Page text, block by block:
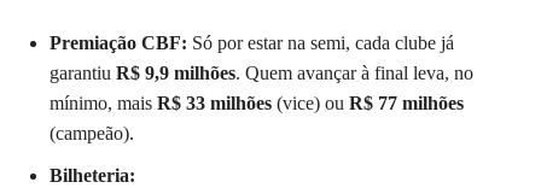
Premiação CBF: Só por estar na semi, cada clube já
garantiu R$ 9,9 milhões. Quem avançar à final leva, no
mínimo, mais R$ 33 milhões (vice) ou R$ 77 milhões
(campeão).
Bilheteria: